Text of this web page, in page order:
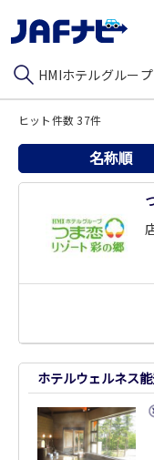
会員優待のご利用方法
よくあるご質問
サイトマップ
HMIホテルグループ
ヒット件数 37件
名称順
つま恋リゾート 彩
ホテルウェルネス